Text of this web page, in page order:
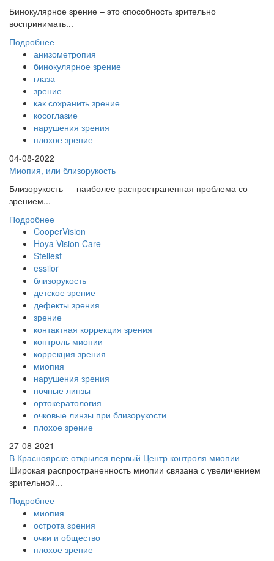
Бинокулярное зрение – это способность зрительно
воспринимать...
Подробнее
анизометропия
бинокулярное зрение
глаза
зрение
как сохранить зрение
косоглазие
нарушения зрения
плохое зрение
04-08-2022
Миопия, или близорукость
Близорукость — наиболее распространенная проблема со
зрением...
Подробнее
CooperVision
Hoya Vision Care
Stellest
essilor
близорукость
детское зрение
дефекты зрения
зрение
контактная коррекция зрения
контроль миопии
коррекция зрения
миопия
нарушения зрения
ночные линзы
ортокератология
очковые линзы при близорукости
плохое зрение
27-08-2021
В Красноярске открылся первый Центр контроля миопии
Широкая распространенность миопии связана с увеличением
зрительной...
Подробнее
миопия
острота зрения
очки и общество
плохое зрение